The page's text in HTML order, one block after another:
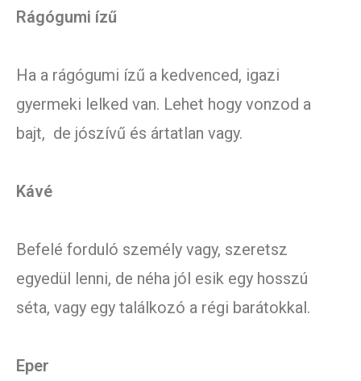
Rágógumi ízű
Ha a rágógumi ízű a kedvenced, igazi
gyermeki lelked van. Lehet hogy vonzod a
bajt, de jószívű és ártatlan vagy.
Kávé
Befelé forduló személy vagy, szeretsz
egyedül lenni, de néha jól esik egy hosszú
séta, vagy egy találkozó a régi barátokkal.
Eper